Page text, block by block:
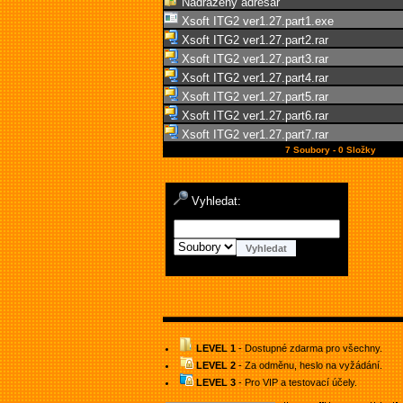
Xsoft ITG2 ver1.27.part1.exe
Xsoft ITG2 ver1.27.part2.rar
Xsoft ITG2 ver1.27.part3.rar
Xsoft ITG2 ver1.27.part4.rar
Xsoft ITG2 ver1.27.part5.rar
Xsoft ITG2 ver1.27.part6.rar
Xsoft ITG2 ver1.27.part7.rar
7 Soubory - 0 Složky
Vyhledat:
LEVEL 1- Dostupné zdarma pro všechny.
LEVEL 2- Za odměnu, heslo na vyžádání.
LEVEL 3- Pro VIP a testovací účely.